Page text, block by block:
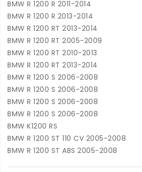
BMW R 1200 R 2011-2014
BMW R 1200 R 2013-2014
BMW R 1200 RT 2013-2014
BMW R 1200 RT 2005-2009
BMW R 1200 RT 2010-2013
BMW R 1200 RT 2013-2014
BMW R 1200 S 2006-2008
BMW R 1200 S 2006-2008
BMW R 1200 S 2006-2008
BMW R 1200 S 2006-2008
BMW K1200 RS
BMW R 1200 ST 110 CV 2005-2008
BMW R 1200 ST ABS 2005-2008